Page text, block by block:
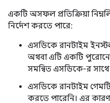
একটি অসফল প্রতিক্রিয়া
নির্দেশ করতে পারে:
এসডিকে রানটাইম
অথবা এটি একটি
সমন্বিত এসডিকে-র সাথে
এসডিকে রানটাইম
করতে পারেনি। এর